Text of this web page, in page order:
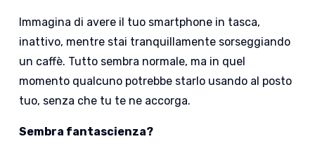
Immagina di avere il tuo smartphone in tasca,
inattivo, mentre stai tranquillamente sorseggiando
un caffè. Tutto sembra normale, ma in quel
momento qualcuno potrebbe starlo usando al posto
tuo, senza che tu te ne accorga.
Sembra fantascienza?